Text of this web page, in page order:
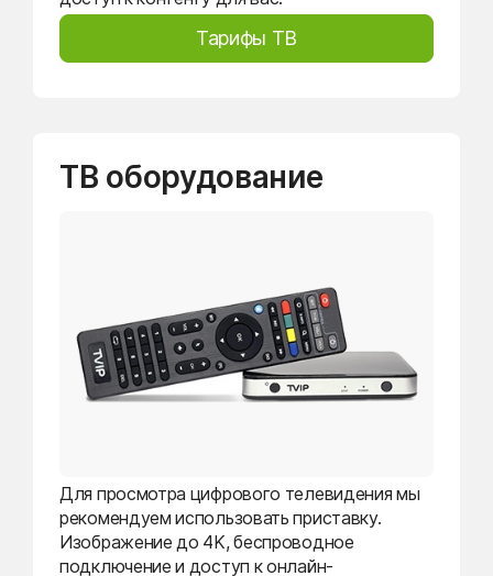
Тарифы ТВ
ТВ оборудование
Для просмотра цифрового телевидения мы
рекомендуем использовать приставку.
Изображение до 4K, беспроводное
подключение и доступ к онлайн-